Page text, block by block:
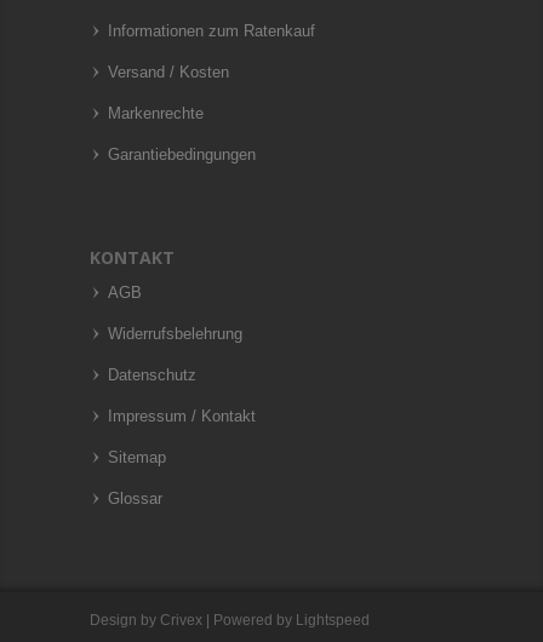
Informationen zum Ratenkauf
Versand / Kosten
Markenrechte
Garantiebedingungen
KONTAKT
AGB
Widerrufsbelehrung
Datenschutz
Impressum / Kontakt
Sitemap
Glossar
Design by Crivex | Powered by Lightspeed